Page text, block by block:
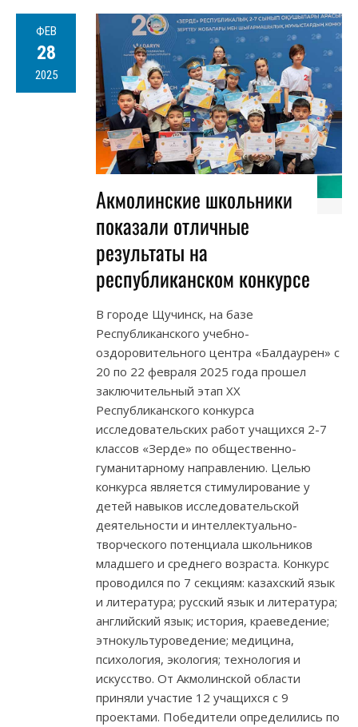
ФЕВ
28
2025
Акмолинские школьники
показали отличные
результаты на
республиканском конкурсе
В городе Щучинск, на базе
Республиканского учебно-
оздоровительного центра «Балдаурен» с
20 по 22 февраля 2025 года прошел
заключительный этап XХ
Республиканского конкурса
исследовательских работ учащихся 2-7
классов «Зерде» по общественно-
гуманитарному направлению. Целью
конкурса является стимулирование у
детей навыков исследовательской
деятельности и интеллектуально-
творческого потенциала школьников
младшего и среднего возраста. Конкурс
проводился по 7 секциям: казахский язык
и литература; русский язык и литература;
английский язык; история, краеведение;
этнокультуроведение; медицина,
психология, экология; технология и
искусство. От Акмолинской области
приняли участие 12 учащихся c 9
проектами. Победители определились по